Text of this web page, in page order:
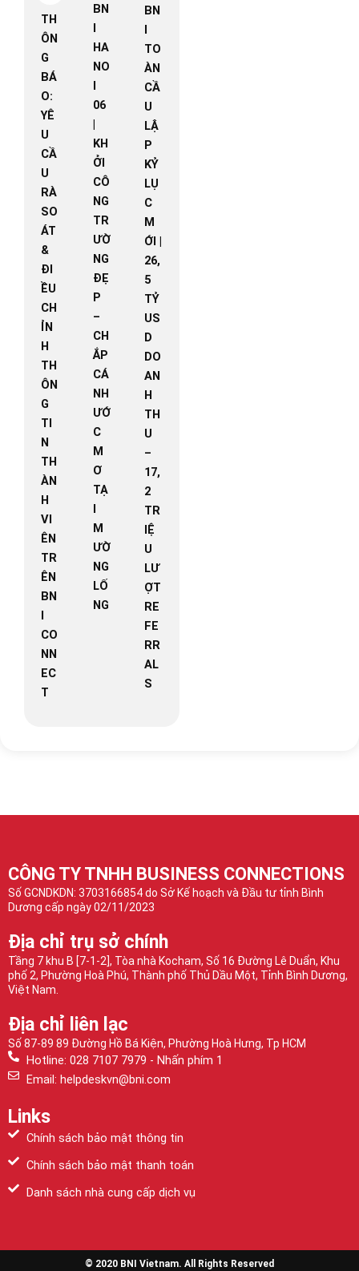
TH
ÔN
G
BÁ
O:
YÊ
U
CẦ
U
RÀ
SO
ÁT
&
ĐI
ỀU
CH
ỈN
H
TH
ÔN
G
TI
N
TH
ÀN
H
VI
ÊN
TR
ÊN
BN
I
CO
NN
EC
T
BN
I
HA
NO
I
06
|
KH
ỞI
CÔ
NG
TR
ƯỜ
NG
ĐẸ
P
–
CH
ẮP
CÁ
NH
ƯỚ
C
M
Ơ
TẠ
I
M
ƯỜ
NG
LỐ
NG
BN
I
TO
ÀN
CẦ
U
LẬ
P
KỶ
LỤ
C
M
ỚI |
26,
5
TỶ
US
D
DO
AN
H
TH
U
–
17,
2
TR
IỆ
U
LƯ
ỢT
RE
FE
RR
AL
S
CÔNG TY TNHH BUSINESS CONNECTIONS
Số GCNDKDN: 3703166854 do Sở Kế hoạch và Đầu tư tỉnh Bình
Dương cấp ngày 02/11/2023
Địa chỉ trụ sở chính
Tầng 7 khu B [7-1-2], Tòa nhà Kocham, Số 16 Đường Lê Duẩn, Khu
phố 2, Phường Hoà Phú, Thành phố Thủ Dầu Một, Tỉnh Bình Dương,
Việt Nam.
Địa chỉ liên lạc
Số 87-89 89 Đường Hồ Bá Kiện, Phường Hoà Hưng, Tp HCM
Hotline: 028 7107 7979 - Nhấn phím 1
Email: helpdeskvn@bni.com
Links
Chính sách bảo mật thông tin
Chính sách bảo mật thanh toán
Danh sách nhà cung cấp dịch vụ
© 2020 BNI Vietnam. All Rights Reserved